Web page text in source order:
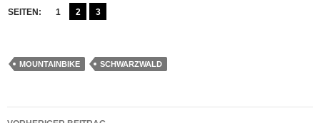
SEITEN: 1 2 3
MOUNTAINBIKE SCHWARZWALD
Beitragsnavigation